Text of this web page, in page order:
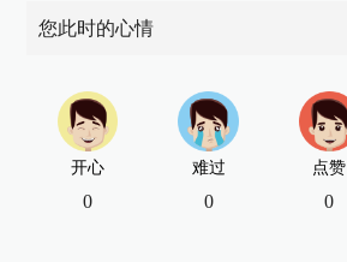
您此时的心情
开心
0
难过
0
点赞
0